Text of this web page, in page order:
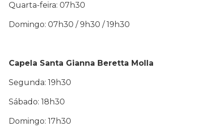
Quarta-feira: 07h30
Domingo: 07h30 / 9h30 / 19h30
Capela Santa Gianna Beretta Molla
Segunda: 19h30
Sábado: 18h30
Domingo: 17h30